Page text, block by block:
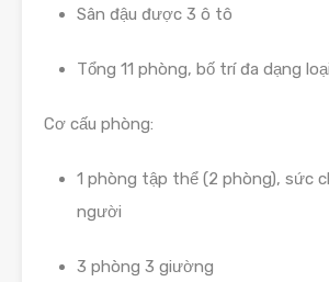
Sân đậu được 3 ô tô
Tổng 11 phòng, bố trí đa dạng
Cơ cấu phòng:
1 phòng tập thể (2 phòng), sức
người
3 phòng 3 giường